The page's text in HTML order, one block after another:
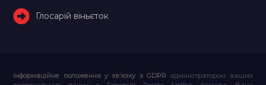
Глосарій віньєток
Інформаційне положення у зв’язку з GDPR адміністратором ваших